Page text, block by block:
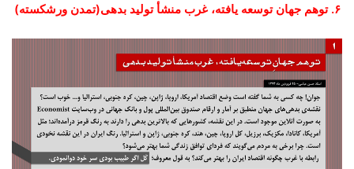
۶. توهم جهان توسعه یافته، غرب منشأ تولید بدهی(تمدن ورشکسته)